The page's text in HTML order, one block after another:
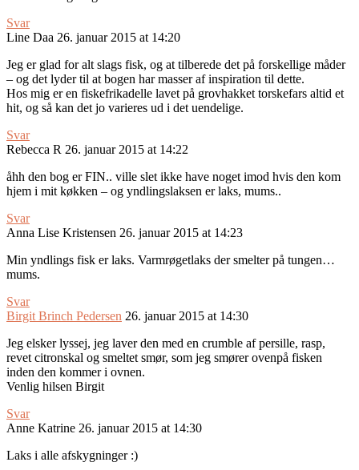
Svar
Line Daa 26. januar 2015 at 14:20
Jeg er glad for alt slags fisk, og at tilberede det på forskellige måder
– og det lyder til at bogen har masser af inspiration til dette.
Hos mig er en fiskefrikadelle lavet på grovhakket torskefars altid et
hit, og så kan det jo varieres ud i det uendelige.
Svar
Rebecca R 26. januar 2015 at 14:22
åhh den bog er FIN.. ville slet ikke have noget imod hvis den kom
hjem i mit køkken – og yndlingslaksen er laks, mums..
Svar
Anna Lise Kristensen 26. januar 2015 at 14:23
Min yndlings fisk er laks. Varmrøgetlaks der smelter på tungen…
mums.
Svar
Birgit Brinch Pedersen 26. januar 2015 at 14:30
Jeg elsker lyssej, jeg laver den med en crumble af persille, rasp,
revet citronskal og smeltet smør, som jeg smører ovenpå fisken
inden den kommer i ovnen.
Venlig hilsen Birgit
Svar
Anne Katrine 26. januar 2015 at 14:30
Laks i alle afskygninger :)